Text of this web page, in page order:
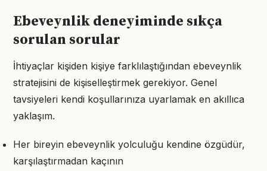
Ebeveynlik deneyiminde sıkça
sorulan sorular
İhtiyaçlar kişiden kişiye farklılaştığından ebeveynlik
stratejisini de kişiselleştirmek gerekiyor. Genel
tavsiyeleri kendi koşullarınıza uyarlamak en akıllıca
yaklaşım.
Her bireyin ebeveynlik yolculuğu kendine özgüdür,
karşılaştırmadan kaçının